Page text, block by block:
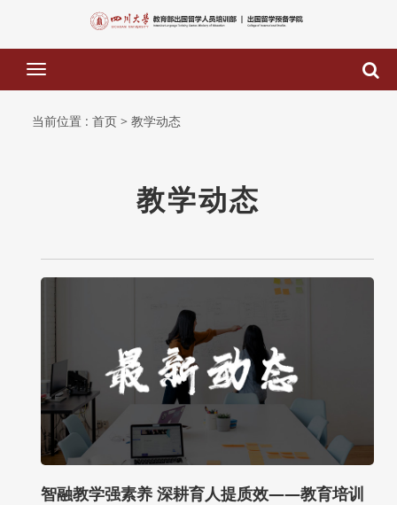
下
拉
单
当前位置 : 首页 > 教学动态
教学动态
智融教学强素养 深耕育人提质效——教育培训